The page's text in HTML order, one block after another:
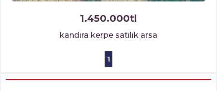
1.450.000tl
kandıra kerpe satılık arsa
1